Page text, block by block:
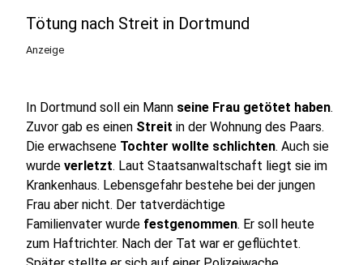
Tötung nach Streit in Dortmund
Anzeige
In Dortmund soll ein Mann seine Frau getötet haben.
Zuvor gab es einen Streit in der Wohnung des Paars.
Die erwachsene Tochter wollte schlichten. Auch sie
wurde verletzt. Laut Staatsanwaltschaft liegt sie im
Krankenhaus. Lebensgefahr bestehe bei der jungen
Frau aber nicht. Der tatverdächtige
Familienvater wurde festgenommen. Er soll heute
zum Haftrichter. Nach der Tat war er geflüchtet.